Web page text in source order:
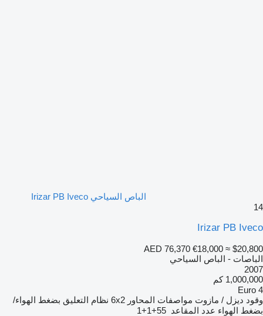
الباص السياحي Irizar PB Iveco
14
Irizar PB Iveco
AED 76,370 €18,000 ≈ $20,800
الباصات - الباص السياحي
2007
1,000,000 كم
Euro 4
وقود ديزل / مازوت مواصفات المحاور 6x2 نظام التعليق بضغط الهواء/
بضغط الهواء عدد المقاعد 55+1+1